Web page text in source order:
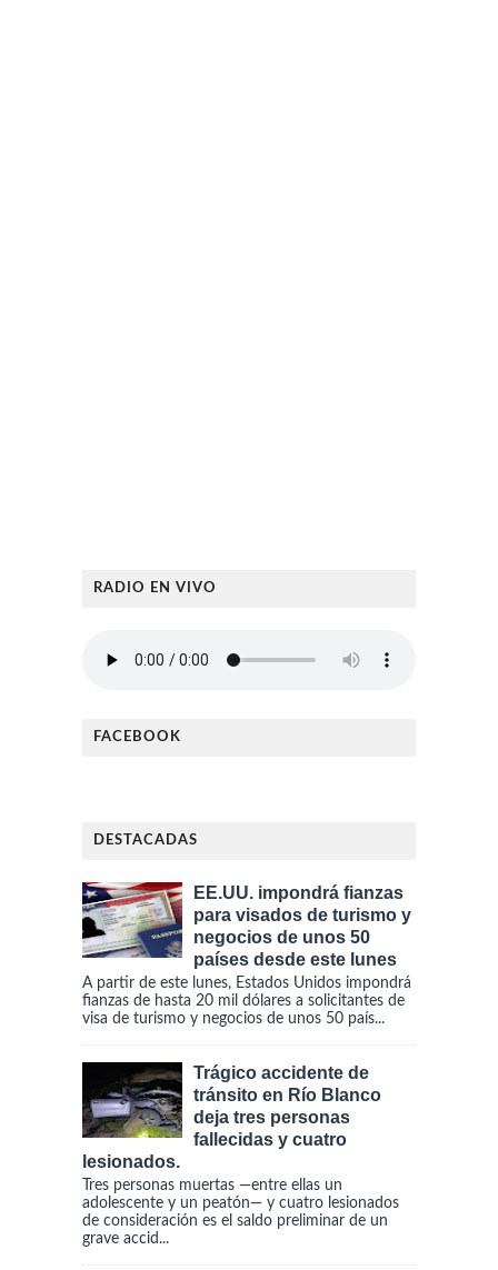
RADIO EN VIVO
FACEBOOK
DESTACADAS
EE.UU. impondrá fianzas
para visados de turismo y
negocios de unos 50
países desde este lunes
A partir de este lunes, Estados Unidos impondrá
fianzas de hasta 20 mil dólares a solicitantes de
visa de turismo y negocios de unos 50 país...
Trágico accidente de
tránsito en Río Blanco
deja tres personas
fallecidas y cuatro
lesionados.
Tres personas muertas —entre ellas un
adolescente y un peatón— y cuatro lesionados
de consideración es el saldo preliminar de un
grave accid...